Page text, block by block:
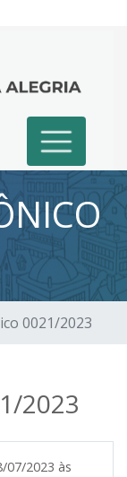
0021/2023
2023
07/2023 às